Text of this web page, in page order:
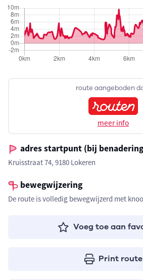
route aangeboden
meer info
adres startpunt (bij
Kruisstraat 74, 9180 Lokeren
bewegwijzering
De route is volledig bewegwijzerd met
Voeg toe aan
Print route